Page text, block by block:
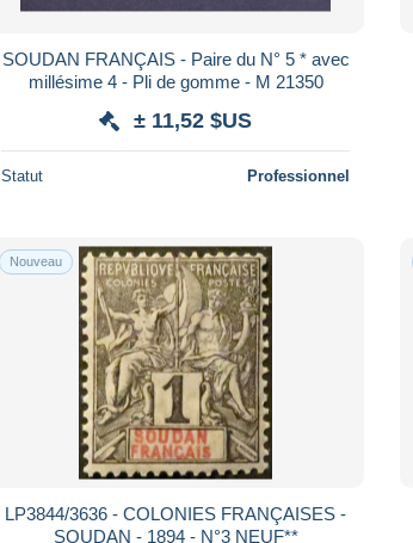
SOUDAN FRANÇAIS - Paire du N° 5 * avec
millésime 4 - Pli de gomme - M 21350
± 11,52 $US
Statut Professionnel
Nouveau
LP3844/3636 - COLONIES FRANÇAISES -
SOUDAN - 1894 - N°3 NEUF**